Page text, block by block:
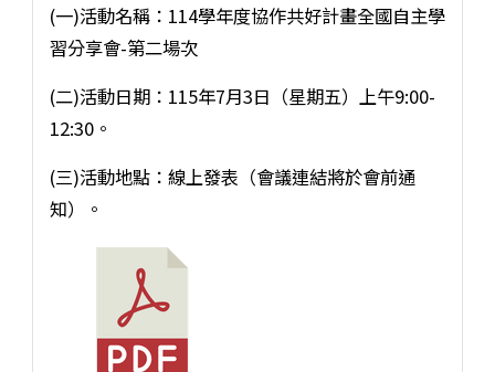
(一)活動名稱：114學年度協作共好計畫全國自主學
習分享會-第二場次
(二)活動日期：115年7月3日（星期五）上午9:00-
12:30。
(三)活動地點：線上發表（會議連結將於會前通
知）。